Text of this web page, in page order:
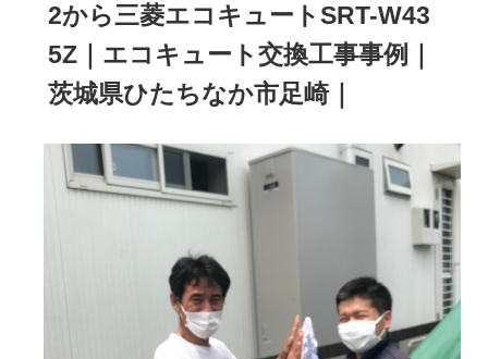
2から三菱エコキュートSRT-W43
5Z｜エコキュート交換工事事例｜
茨城県ひたちなか市足崎｜